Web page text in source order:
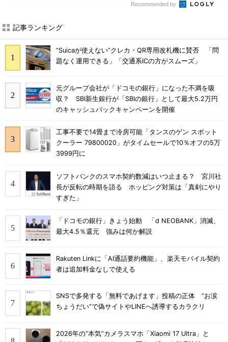
Recommended by
記事ランキング
“Suicaが使えない”クレカ・QR専用改札機に賛否 「問
題なく運用できる」「交通系ICの方がスムーズ」
元グループ会社が「ドコモの銀行」になった不満を吸
収？ SBI新生銀行が「SBIの銀行」として最大5.2万円
のキャッシュバックキャンペーンを開催
工事不要で14畳まで冷房可能「タンスのゲン スポット
クーラー 79800020」がタイムセールで10％オフの5万
3999円に
ソフトバンクのスマホ契約数減はいつ止まる？ 宮川社
長が反転の時期を語る ホッピング対策は「真剣にやり
すぎた」
「ドコモの銀行」きょう始動 「d NEOBANK」消滅、
最大4.5％還元 強みは何か解説
Rakuten Linkに「AI通話要約機能」、楽天モバイル契約
者は追加料金なしで使える
SNSで多発する「無料であげます」投稿の正体 “お涙
ちょうだい”で偽サイトやLINEへ誘導するカラクリ
2026年の“本気”カメラスマホ「Xiaomi 17 Ultra」と